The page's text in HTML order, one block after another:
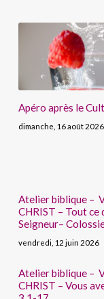
Apéro après le
dimanche, 16 août 2026
Atelier biblique –
CHRIST – Tout
Seigneur–
vendredi, 12 juin 2026
Atelier biblique –
CHRIST – Vous